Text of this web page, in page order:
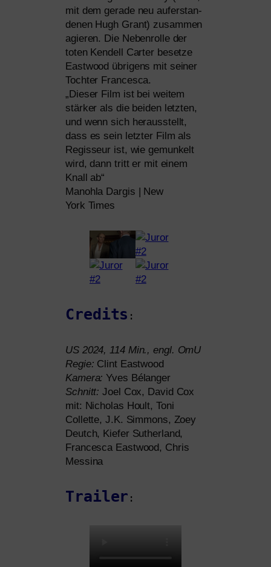
mit dem gera­de neu auf­er­stan­
de­nen Hugh Grant) zusam­men
agie­ren. Die Nebenrolle der
toten Kendell Carter beset­ze
Eastwood übri­gens mit sei­ner
Tochter Francesca.
„Dieser Film ist bei wei­tem
stär­ker als die bei­den letz­ten,
und wenn sich her­aus­stellt,
dass es sein letz­ter Film als
Regisseur ist, wie gemun­kelt
wird, dann tritt er mit einem
Knall ab“
Manohla Dargis | New
York Times
Credits :
US2024, 114 Min., engl. OmU
Regie: Clint Eastwood
Kamera: Yves Bélanger
Schnitt:Joel Cox, David Cox
mit: Nicholas Hoult, Toni
Collette, J.K. Simmons, Zoey
Deutch, Kiefer Sutherland,
Francesca Eastwood, Chris
Messina
Trailer :